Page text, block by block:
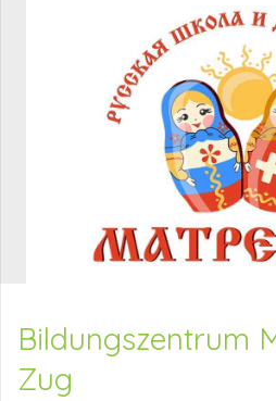
Bildungszentrum
Zug